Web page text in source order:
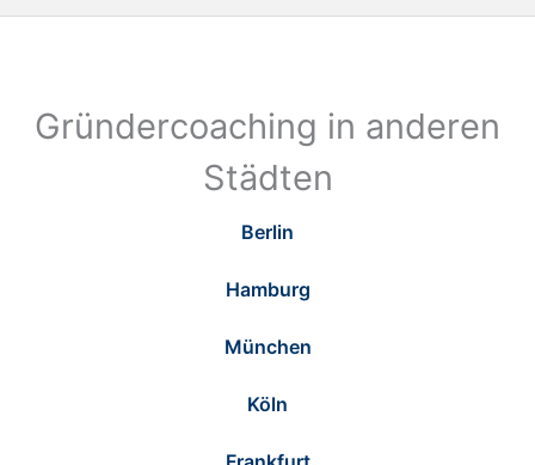
Gründercoaching in anderen
Städten
Berlin
Hamburg
München
Köln